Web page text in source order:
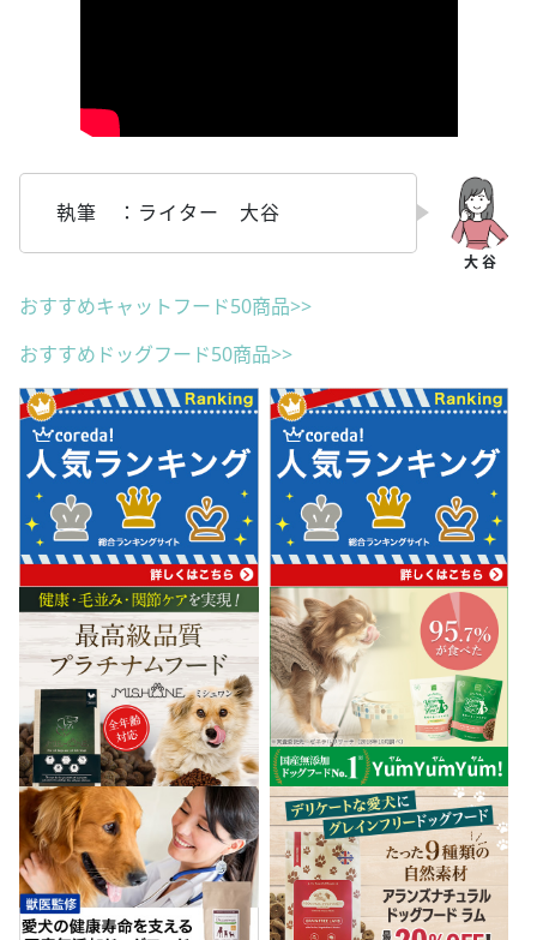
執筆 ：ライター 大谷
おすすめキャットフード50商品>>
おすすめドッグフード50商品>>